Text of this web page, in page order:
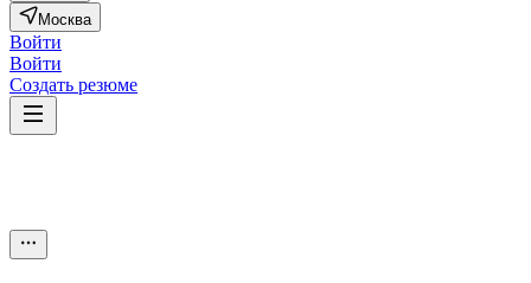
Москва
Войти
Войти
Создать резюме